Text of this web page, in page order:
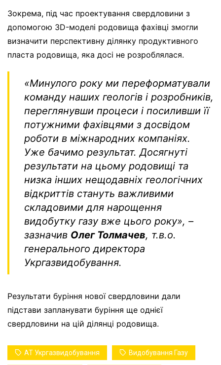
Зокрема, під час проектування свердловини з
допомогою 3D-моделі родовища фахівці змогли
визначити перспективну ділянку продуктивного
пласта родовища, яка досі не розроблялася.
«Минулого року ми переформатували
команду наших геологів і розробників,
переглянувши процеси і посиливши її
потужними фахівцями з досвідом
роботи в міжнародних компаніях.
Уже бачимо результат. Досягнуті
результати на цьому родовищі та
низка інших нещодавніх геологічних
відкриттів стануть важливими
складовими для нарощення
видобутку газу вже цього року», –
зазначив Олег Толмачев, т.в.о.
генерального директора
Укргазвидобування.
Результати буріння нової свердловини дали
підстави запланувати буріння ще однієї
свердловини на цій ділянці родовища.
АТ Укргазвидобування Видобування Газу